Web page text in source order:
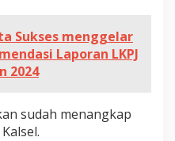
Sukses menggelar
Laporan LKPJ
2024
sudah menangkap